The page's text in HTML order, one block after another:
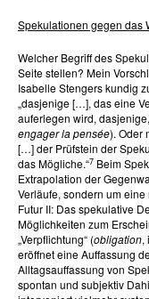
Spekulationen gegen das
Welcher Begriff des
Seite stellen? Mein
Isabelle Stengers kundig
„dasjenige […], das eine
auferlegen wird,
engager la pensée). Oder
[…] der Prüfstein der
das Mögliche.“7 Beim
Extrapolation der
Verläufe, sondern um
Futur II: Das spekulative
Möglichkeiten zum
„Verpflichtung“ (obligation,
eröffnet eine Auffassung
Alltagsauffassung von
spontan und subjektiv